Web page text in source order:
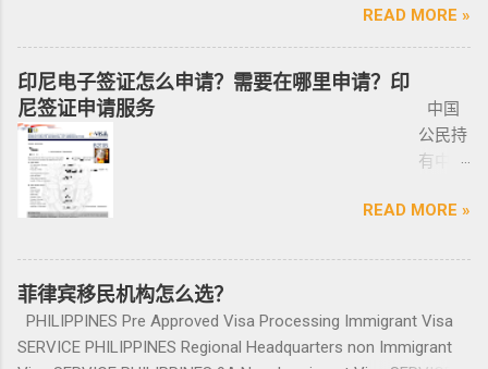
此外还要求，要携带枪支外出的人，必须以合
手枪。 目前共有五种持有枪支的许可证： 类别
1 －最多拥有2支枪 类别 2 -最多拥有5支枪 类别
3 -最多拥有10支枪 类别 4 -最多拥有15支枪 类
中国人出境被扣护照，被扣护照后面的处理方
式只有遣返。 上了菲律宾黑名单以后怎么再入
境 如果您已经被遣返回去了，并且还想再来菲
律宾的话，那么您可以联系我们帮您洗黑直接
清底，整个周期15个工作日，洗好了以后再入
境不会有任何被拦，包入境的。 如果您需要了
题也可以询问。 遣返回国的流程是什么？ 1. 先
提交到移民局，等待a...
哪里交保险，保险品类； 4、车牌要注意是不是
你取回来再交易，因为现在两年以上的车牌基
本都下来了，如果你不知道去哪里换贴牌也是
比较麻烦的，何况大部分人英语都不太好，贴
牌的车牌号和临时车牌的车牌号不是同一个号
讳的号码； 5、车钥匙一般是2-三把，2把自动1
合同、一份保险、 一份OR/CR文件，这些一定
要放在家里保存好，OR/CR可以复印两张放到车
里备用 ； 想了解更多最新信息欢迎联系和咨询
宾退休署(PRA)颁发的移民绿卡，持有者可以自
由出入境，并在菲律宾永居。 申请条件一般
分为两种：现金存款类和房产投资类。 现金
存款类： （1）申请人的年龄需在50岁以上：
一家三口存款2万美元，多一个人需另存款1.5万
美元/人； （2）存款冻结在银行，不能用于
赎回存款。 房产投资类： （1）存款可全
（2）房产不能出售，但可用于出租； （3）
申请人需要拿到菲律宾的房产证，才能在PRA申
请置换之前办理SRRV身份时存入的存款。 申
请流程： 1、申请人提供基础的申请材料做初
审，后转款两万美金到相关部门； 2、审核该
人无须
就能做
完报
道。做
报道后
上。
咨询微
同比增长放缓。由于新冠疫情，2020 年仅交付
了约 3,370 套，低于 2019 年的 11,200套和过去
十年的年均 7,900 套。 ●菲律宾998不动产机构
998 Real Estate 专注于为华人在菲律宾马尼拉
地区提供一站式的期房投资、炒楼花、现房买
卖、房屋租赁、越来越多的华人对菲律宾旅游
为您精彩呈现菲律宾房子,来居外投资菲律宾房
大的外国人不动产服务机构之一，主要服务在
菲外国人以及在菲工作生活的业主和租客，提
供一站式中文/英文资讯服务。供菲律宾的新
房、二手房、特价房、二手楼花、开发商、投
READ MORE »
印尼电子签证怎么申请？需要在哪里申请？印
尼签证申请服务
中国
公民持
有中国
要菲律
前往印
印尼签
证？
READ MORE »
菲律宾移民机构怎么选？
PHILIPPINES Pre Approved Visa Processing Immigrant Visa
SERVICE PHILIPPINES Regional Headquarters non Immigrant